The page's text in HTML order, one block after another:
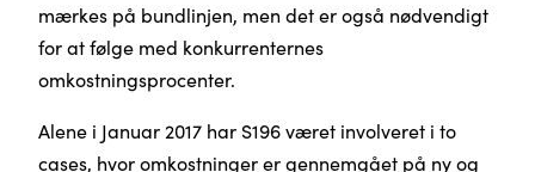
mærkes på bundlinjen, men det er også nødvendigt
for at følge med konkurrenternes
omkostningsprocenter.
Alene i Januar 2017 har S196 været involveret i to
cases, hvor omkostninger er gennemgået på ny og